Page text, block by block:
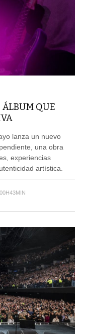
ÁLBUM QUE
lanza un nuevo
una obra
experiencias
artística.